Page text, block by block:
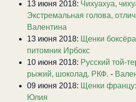
13 июня 2018: Чихуахуа,
Экстремальная голова,
Валентина
13 июня 2018: Щенки
питомник Ирбокс
10 июня 2018: Русский той-
рыжий, шоколад. РКФ. -
09 июня 2018: Щенки
Юлия